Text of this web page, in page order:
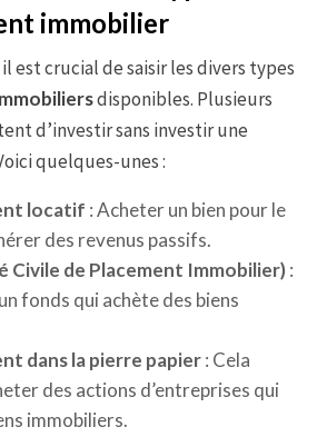
immobilier
est crucial de saisir les divers types
disponibles. Plusieurs
d’investir sans investir une
quelques-unes :
locatif : Acheter un bien pour le
des revenus passifs.
Civile de Placement Immobilier):
fonds qui achète des biens
dans la pierre papier: Cela
des actions d’entreprises qui
immobiliers.